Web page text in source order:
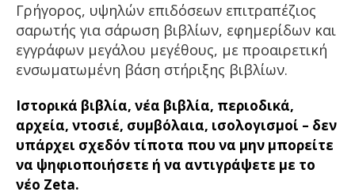
Γρήγορος, υψηλών επιδόσεων επιτραπέζιος
σαρωτής για σάρωση βιβλίων, εφημερίδων και
εγγράφων μεγάλου μεγέθους, με προαιρετική
ενσωματωμένη βάση στήριξης βιβλίων.
Ιστορικά βιβλία, νέα βιβλία, περιοδικά,
αρχεία, ντοσιέ, συμβόλαια, ισολογισμοί – δεν
υπάρχει σχεδόν τίποτα που να μην μπορείτε
να ψηφιοποιήσετε ή να αντιγράψετε με το
νέο Zeta.